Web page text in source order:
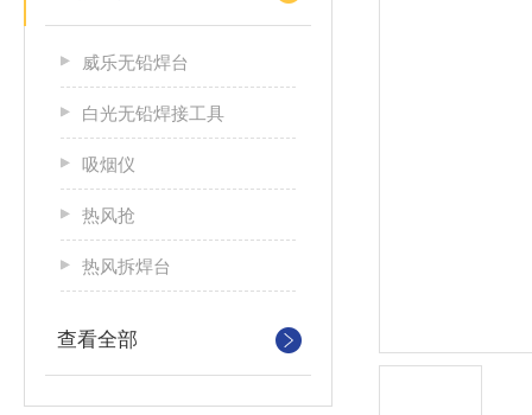
威乐无铅焊台
白光无铅焊接工具
吸烟仪
热风抢
热风拆焊台
查看全部